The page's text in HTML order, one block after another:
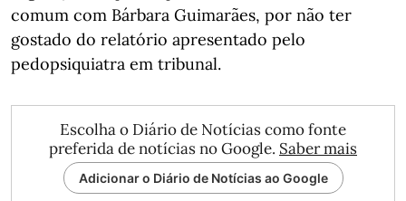
comum com Bárbara Guimarães, por não ter
gostado do relatório apresentado pelo
pedopsiquiatra em tribunal.
Escolha o Diário de Notícias como fonte
preferida de notícias no Google. Saber mais
Adicionar o Diário de Notícias ao Google